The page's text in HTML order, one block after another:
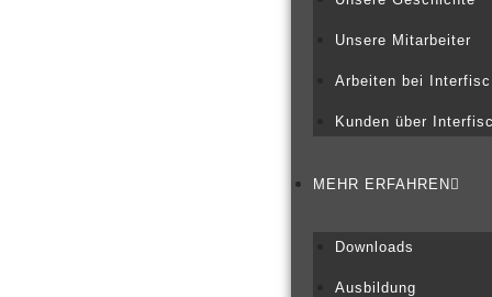
Unsere Mitarbeiter
Arbeiten bei Interfisc
Kunden über
MEHR ERFAHREN
Downloads
Ausbildung